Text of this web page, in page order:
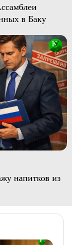
в Баку
напитков из